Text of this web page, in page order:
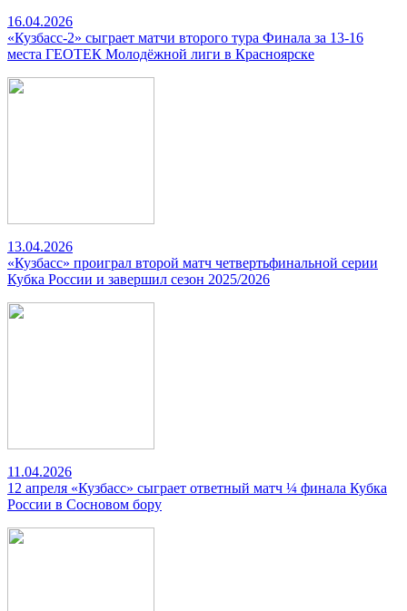
16.04.2026
«Кузбасс-2» сыграет матчи второго тура Финала за 13-16
места ГЕОТЕК Молодёжной лиги в Красноярске
13.04.2026
«Кузбасс» проиграл второй матч четвертьфинальной серии
Кубка России и завершил сезон 2025/2026
11.04.2026
12 апреля «Кузбасс» сыграет ответный матч ¼ финала Кубка
России в Сосновом бору